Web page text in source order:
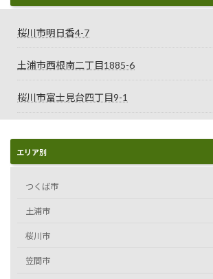
桜川市明日香4-7
土浦市西根南二丁目1885-6
桜川市富士見台四丁目9-1
エリア別
つくば市
土浦市
桜川市
笠間市